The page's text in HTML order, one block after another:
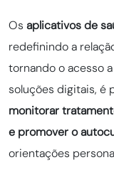
Os aplicativos de
redefinindo a
tornando o acesso
soluções digitais, é
monitorar
e promover o
orientações